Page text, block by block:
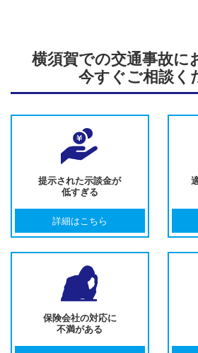
横須賀での交通事故に
今すぐご相談く
提示された示談金が
低すぎる
詳細はこちら
保険会社の対応に
不満がある